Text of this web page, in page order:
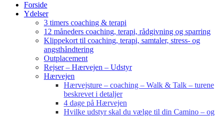
Forside
Ydelser
3 timers coaching & terapi
12 måneders coaching, terapi, rådgivning og sparring
Klippekort til coaching, terapi, samtaler, stress- og
angsthåndtering
Outplacement
Rejser – Hærvejen – Udstyr
Hærvejen
Hærvejsture – coaching – Walk & Talk – turene
beskrevet i detaljer
4 dage på Hærvejen
Hvilke udstyr skal du vælge til din Camino – og